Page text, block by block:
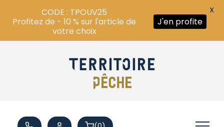
CODE : TPOUV25
Profitez de - 10 % sur l'article de
votre choix
J'en profite
X